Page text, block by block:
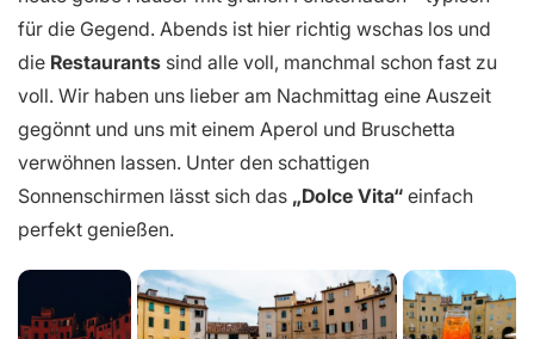
für die Gegend. Abends ist hier richtig wschas los und
die Restaurants sind alle voll, manchmal schon fast zu
voll. Wir haben uns lieber am Nachmittag eine Auszeit
gegönnt und uns mit einem Aperol und Bruschetta
verwöhnen lassen. Unter den schattigen
Sonnenschirmen lässt sich das „Dolce Vita“ einfach
perfekt genießen.